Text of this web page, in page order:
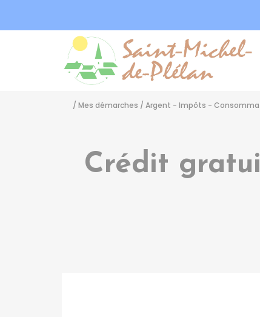
/ Mes démarches / Argent - Impôts -
Crédit